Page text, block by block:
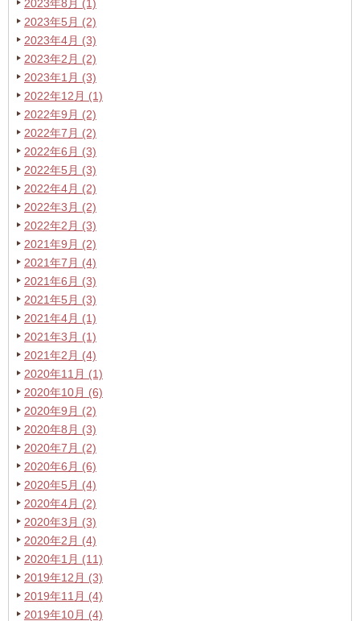
2023年8月 (1)
2023年5月 (2)
2023年4月 (3)
2023年2月 (2)
2023年1月 (3)
2022年12月 (1)
2022年9月 (2)
2022年7月 (2)
2022年6月 (3)
2022年5月 (3)
2022年4月 (2)
2022年3月 (2)
2022年2月 (3)
2021年9月 (2)
2021年7月 (4)
2021年6月 (3)
2021年5月 (3)
2021年4月 (1)
2021年3月 (1)
2021年2月 (4)
2020年11月 (1)
2020年10月 (6)
2020年9月 (2)
2020年8月 (3)
2020年7月 (2)
2020年6月 (6)
2020年5月 (4)
2020年4月 (2)
2020年3月 (3)
2020年2月 (4)
2020年1月 (11)
2019年12月 (3)
2019年11月 (4)
2019年10月 (4)